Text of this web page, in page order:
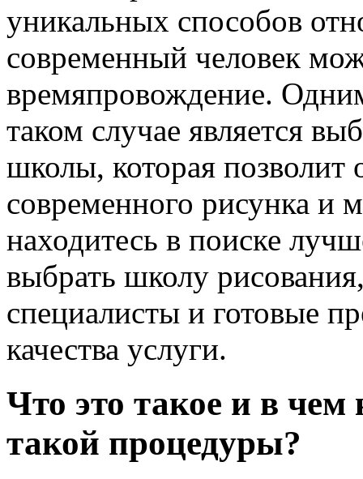
уникальных способов
современный человек
времяпровождение.
таком случае является
школы, которая
современного рисунка и
находитесь в поиске
выбрать школу
специалисты и готовые
качества услуги.
Что это такое и в
такой процедуры?